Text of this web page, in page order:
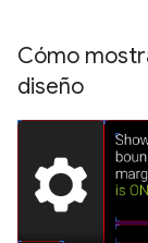
Cómo
diseño